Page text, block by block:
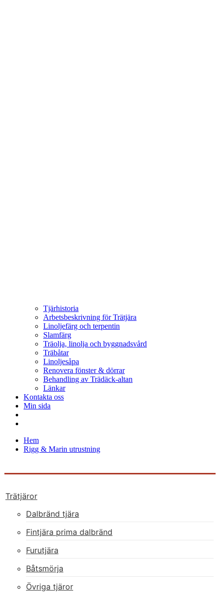
Tjärhistoria
Arbetsbeskrivning för Trätjära
Linoljefärg och terpentin
Slamfärg
Träolja, linolja och byggnadsvård
Träbåtar
Linoljesåpa
Renovera fönster & dörrar
Behandling av Trädäck-altan
Länkar
Kontakta oss
Min sida
Hem
Rigg & Marin utrustning
Trätjäror
Dalbränd tjära
Fintjära prima dalbränd
Furutjära
Båtsmörja
Övriga tjäror